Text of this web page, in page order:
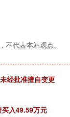
代表本站观点。
经批准擅自变更
入49.59万元